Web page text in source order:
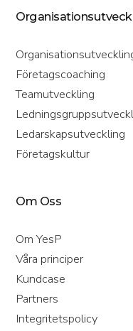
Företagscoaching
Teamutveckling
Ledarskapsutveckling
Företagskultur
Om Oss
Om YesP
Våra principer
Kundcase
Partners
Integritetspolicy